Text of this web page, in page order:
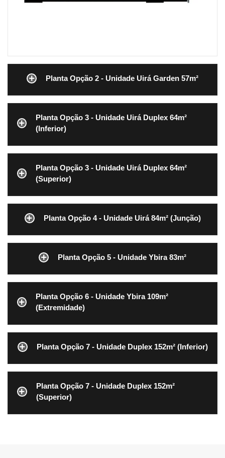
Planta Opção 2 - Unidade Uirá Garden 57m²
Planta Opção 3 - Unidade Uirá Duplex 64m²
(Inferior)
Planta Opção 3 - Unidade Uirá Duplex 64m²
(Superior)
Planta Opção 4 - Unidade Uirá 84m² (Junção)
Planta Opção 5 - Unidade Ybira 83m²
Planta Opção 6 - Unidade Ybira 109m²
(Extremidade)
Planta Opção 7 - Unidade Duplex 152m² (Inferior)
Planta Opção 7 - Unidade Duplex 152m²
(Superior)